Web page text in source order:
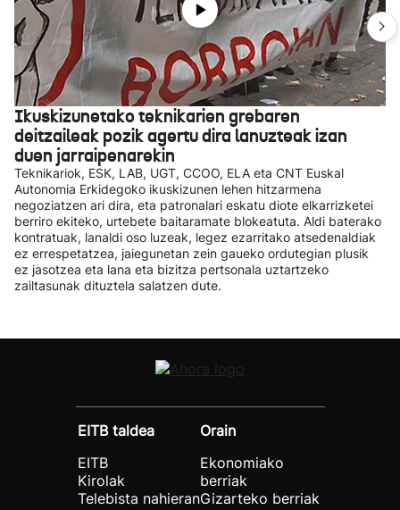
Ikuskizunetako teknikarien grebaren
deitzaileak pozik agertu dira lanuzteak izan
duen jarraipenarekin
Teknikariok, ESK, LAB, UGT, CCOO, ELA eta CNT Euskal
Autonomia Erkidegoko ikuskizunen lehen hitzarmena
negoziatzen ari dira, eta patronalari eskatu diote elkarrizketei
berriro ekiteko, urtebete baitaramate blokeatuta. Aldi baterako
kontratuak, lanaldi oso luzeak, legez ezarritako atsedenaldiak
ez errespetatzea, jaiegunetan zein gaueko ordutegian plusik
ez jasotzea eta lana eta bizitza pertsonala uztartzeko
zailtasunak dituztela salatzen dute.
EITB taldea
EITB
Kirolak
Telebista nahieran
Orain
Ekonomiako
berriak
Gizarteko berriak